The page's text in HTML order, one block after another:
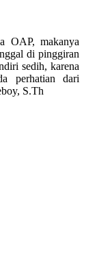
OAP, makanya
di pinggiran
sedih, karena
perhatian dari
S.Th